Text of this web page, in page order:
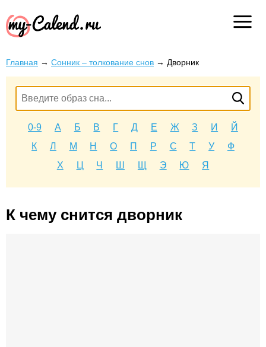
Главная → Сонник – толкование снов → Дворник
0-9 А Б В Г Д Е Ж З И
Й
К
Л М Н О П Р С Т У
Ф
Х
Ц Ч Ш Щ Э Ю Я
К чему снится дворник